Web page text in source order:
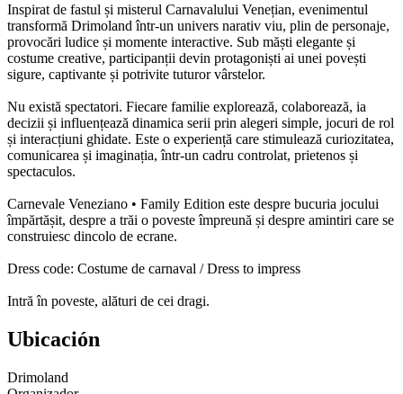
Inspirat de fastul și misterul Carnavalului Venețian, evenimentul
transformă Drimoland într-un univers narativ viu, plin de personaje,
provocări ludice și momente interactive. Sub măști elegante și
costume creative, participanții devin protagoniști ai unei povești
sigure, captivante și potrivite tuturor vârstelor.
Nu există spectatori. Fiecare familie explorează, colaborează, ia
decizii și influențează dinamica serii prin alegeri simple, jocuri de rol
și interacțiuni ghidate. Este o experiență care stimulează curiozitatea,
comunicarea și imaginația, într-un cadru controlat, prietenos și
spectaculos.
Carnevale Veneziano • Family Edition este despre bucuria jocului
împărtășit, despre a trăi o poveste împreună și despre amintiri care se
construiesc dincolo de ecrane.
Dress code: Costume de carnaval / Dress to impress
Intră în poveste, alături de cei dragi.
Ubicación
Drimoland